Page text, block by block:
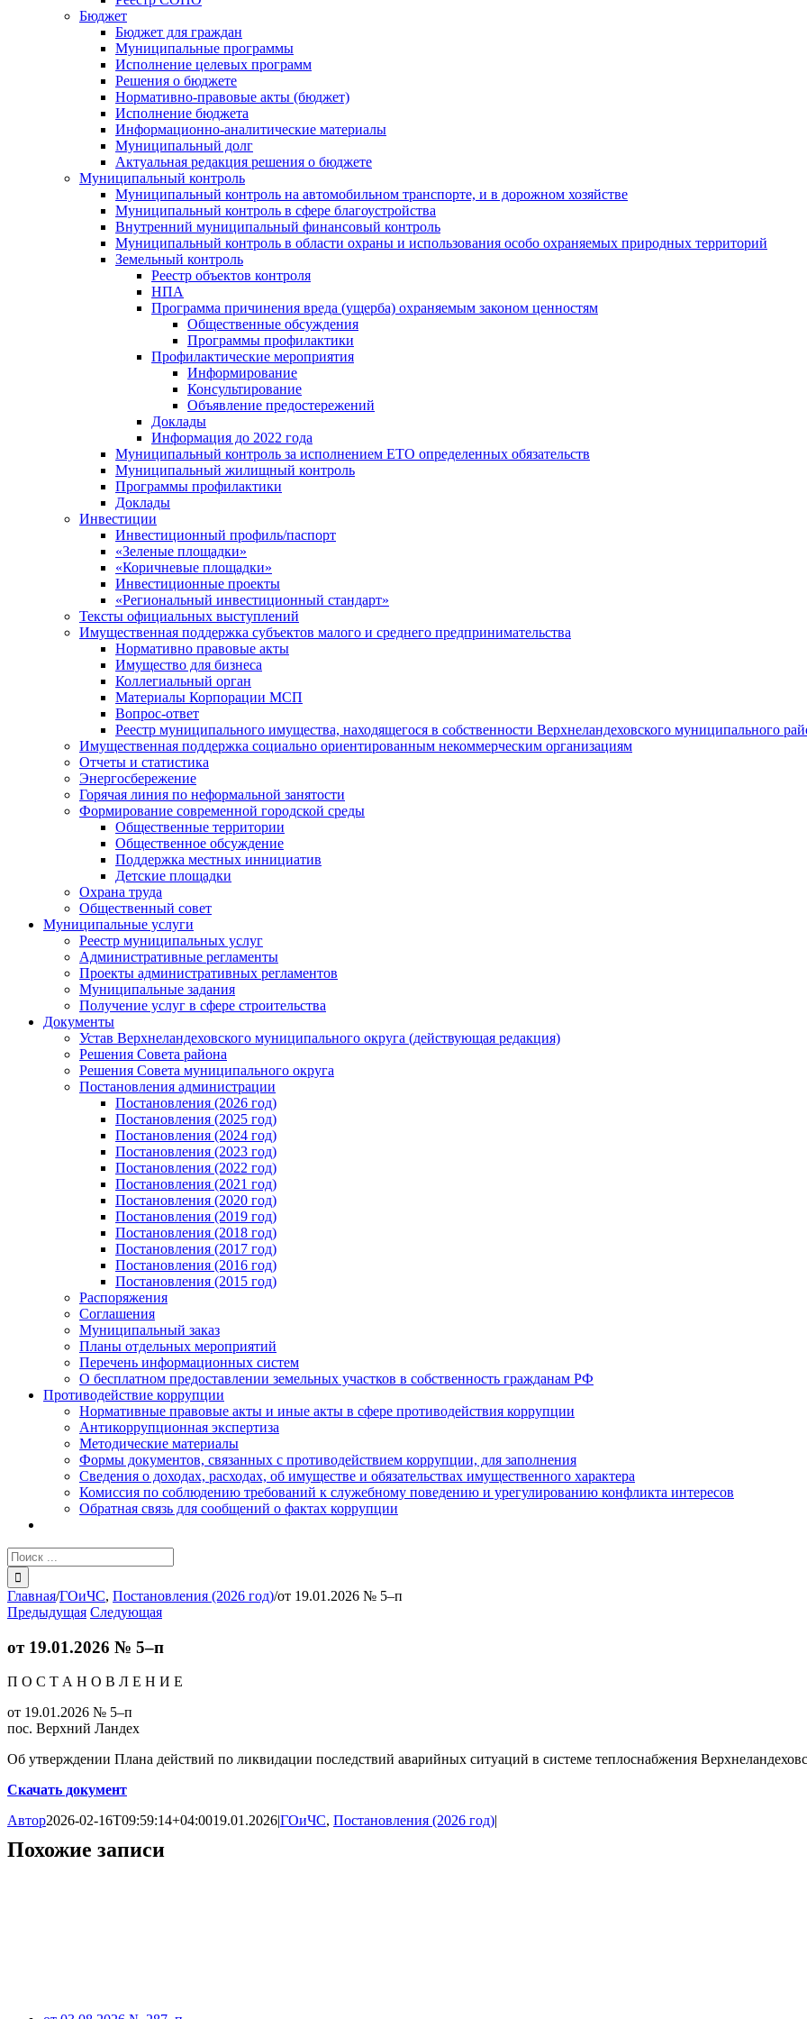
Бюджет
Бюджет для граждан
Муниципальные программы
Исполнение целевых программ
Решения о бюджете
Нормативно-правовые акты (бюджет)
Исполнение бюджета
Информационно-аналитические материалы
Муниципальный долг
Актуальная редакция решения о бюджете
Муниципальный контроль
Муниципальный контроль на автомобильном транспорте, и в дорожном хозяйстве
Муниципальный контроль в сфере благоустройства
Внутренний муниципальный финансовый контроль
Муниципальный контроль в области охраны и использования особо охраняемых природных территорий
Земельный контроль
Реестр объектов контроля
НПА
Программа причинения вреда (ущерба) охраняемым законом ценностям
Общественные обсуждения
Программы профилактики
Профилактические мероприятия
Информирование
Консультирование
Объявление предостережений
Доклады
Информация до 2022 года
Муниципальный контроль за исполнением ЕТО определенных обязательств
Муниципальный жилищный контроль
Программы профилактики
Доклады
Инвестиции
Инвестиционный профиль/паспорт
«Зеленые площадки»
«Коричневые площадки»
Инвестиционные проекты
«Региональный инвестиционный стандарт»
Тексты официальных выступлений
Имущественная поддержка субъектов малого и среднего предпринимательства
Нормативно правовые акты
Имущество для бизнеса
Коллегиальный орган
Материалы Корпорации МСП
Вопрос-ответ
Реестр муниципального имущества, находящегося в собственности Верхнеландеховского муниципального
Имущественная поддержка социально ориентированным некоммерческим организациям
Отчеты и статистика
Энергосбережение
Горячая линия по неформальной занятости
Формирование современной городской среды
Общественные территории
Общественное обсуждение
Поддержка местных иннициатив
Детские площадки
Охрана труда
Общественный совет
Муниципальные услуги
Реестр муниципальных услуг
Административные регламенты
Проекты административных регламентов
Муниципальные задания
Получение услуг в сфере строительства
Документы
Устав Верхнеландеховского муниципального округа (действующая редакция)
Решения Совета района
Решения Совета муниципального округа
Постановления администрации
Постановления (2026 год)
Постановления (2025 год)
Постановления (2024 год)
Постановления (2023 год)
Постановления (2022 год)
Постановления (2021 год)
Постановления (2020 год)
Постановления (2019 год)
Постановления (2018 год)
Постановления (2017 год)
Постановления (2016 год)
Постановления (2015 год)
Распоряжения
Соглашения
Муниципальный заказ
Планы отдельных мероприятий
Перечень информационных систем
О бесплатном предоставлении земельных участков в собственность гражданам РФ
Противодействие коррупции
Нормативные правовые акты и иные акты в сфере противодействия коррупции
Антикоррупционная экспертиза
Методические материалы
Формы документов, связанных с противодействием коррупции, для заполнения
Сведения о доходах, расходах, об имуществе и обязательствах имущественного характера
Комиссия по соблюдению требований к служебному поведению и урегулированию конфликта интересов
Обратная связь для сообщений о фактах коррупции
Результат
поиска:
Главная/ГОиЧС, Постановления (2026 год)/от 19.01.2026 № 5–п
Предыдущая Следующая
от 19.01.2026 № 5–п
П О С Т А Н О В Л Е Н И Е
от 19.01.2026 № 5–п
пос. Верхний Ландех
Об утверждении Плана действий по ликвидации последствий аварийных ситуаций в системе теплоснабжения
Скачать документ
Автор2026-02-16T09:59:14+04:0019.01.2026|ГОиЧС, Постановления (2026 год)|
Похожие записи